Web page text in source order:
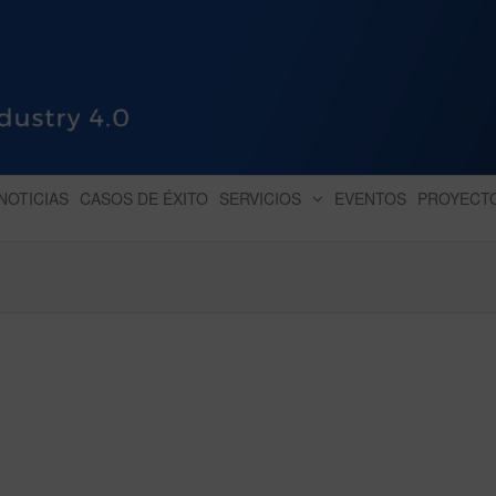
INDUSTRY 4.0
CASOS DE ÉXITO SERVICIOS EVENTOS